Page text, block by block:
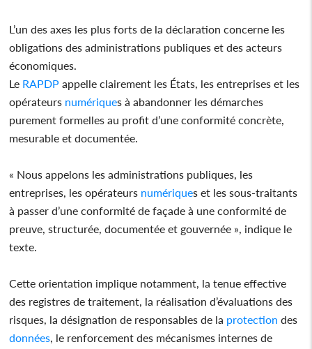
L’un des axes les plus forts de la déclaration concerne les
obligations des administrations publiques et des acteurs
économiques.
Le RAPDP appelle clairement les États, les entreprises et les
opérateurs numériques à abandonner les démarches
purement formelles au profit d’une conformité concrète,
mesurable et documentée.
« Nous appelons les administrations publiques, les
entreprises, les opérateurs numériques et les sous-traitants
à passer d’une conformité de façade à une conformité de
preuve, structurée, documentée et gouvernée », indique le
texte.
Cette orientation implique notamment, la tenue effective
des registres de traitement, la réalisation d’évaluations des
risques, la désignation de responsables de la protection des
données , le renforcement des mécanismes internes de